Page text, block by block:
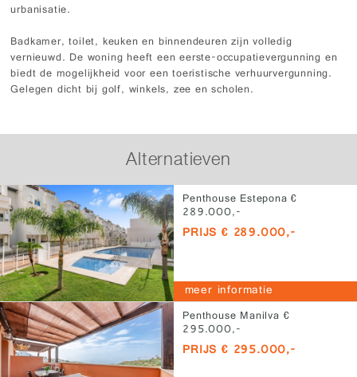
urbanisatie.
Badkamer, toilet, keuken en binnendeuren zijn volledig
vernieuwd. De woning heeft een eerste-occupatievergunning en
biedt de mogelijkheid voor een toeristische verhuurvergunning.
Gelegen dicht bij golf, winkels, zee en scholen.
Alternatieven
Penthouse Estepona €
289.000,-
PRIJS € 289.000,-
meer informatie
Penthouse Manilva €
295.000,-
PRIJS € 295.000,-